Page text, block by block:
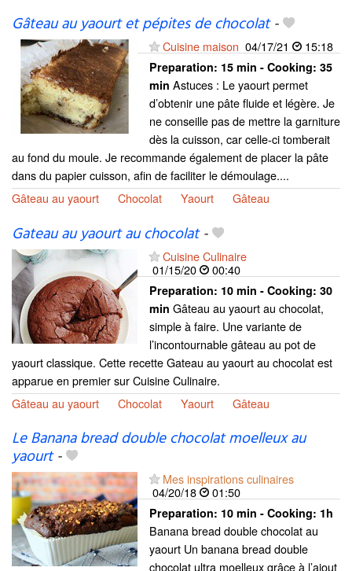
Gâteau au yaourt et pépites de chocolat-
Cuisine maison 04/17/21 15:18
Preparation: 15 min - Cooking: 35
min Astuces : Le yaourt permet
d’obtenir une pâte fluide et légère. Je
ne conseille pas de mettre la garniture
dès la cuisson, car celle-ci tomberait
au fond du moule. Je recommande également de placer la pâte
dans du papier cuisson, afin de faciliter le démoulage....
Gâteau au yaourt
Chocolat Yaourt Gâteau
Gateau au yaourt au chocolat-
Cuisine Culinaire
01/15/20
00:40
Preparation: 10 min - Cooking: 30
min Gâteau au yaourt au chocolat,
simple à faire. Une variante de
l’incontournable gâteau au pot de
yaourt classique. Cette recette Gateau au yaourt au chocolat est
apparue en premier sur Cuisine Culinaire.
Gâteau au yaourt
Chocolat Yaourt Gâteau
Le Banana bread double chocolat moelleux au
yaourt-
Mes inspirations culinaires
04/20/18
01:50
Preparation: 10 min - Cooking: 1h
Banana bread double chocolat au
yaourt Un banana bread double
chocolat ultra moelleux grâce à l’ajout